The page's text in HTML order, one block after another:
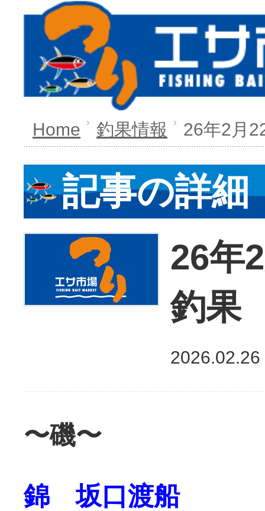
Home 釣果情報 26年2月
記事の詳細
26年
釣果
2026.02.26
〜磯〜
錦 坂口渡船